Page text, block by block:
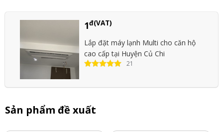
1đ(VAT)
Lắp đặt máy lạnh Multi cho căn hộ
cao cấp tại Huyện Củ Chi
21
Sản phẩm đề xuất